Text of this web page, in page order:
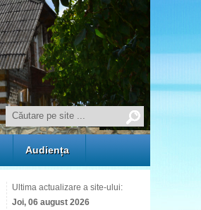
Audiența
Ultima actualizare a site-ului:
Joi, 06 august 2026